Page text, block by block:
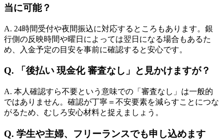
当に可能？
A. 24時間受付や夜間振込に対応するところもあります。銀
行側の反映時間や曜日によっては翌日になる場合もあるた
め、入金予定の目安を事前に確認すると安心です。
Q. 「後払い 現金化 審査なし」と見かけますが？
A. 本人確認すら不要という意味での「審査なし」は一般的
ではありません。確認が丁寧＝不安要素を減らすことにつな
がるため、むしろ安心材料と捉えましょう。
Q. 学生や主婦、フリーランスでも申し込めます